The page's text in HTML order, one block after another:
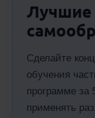
Лучшие
Сделайте
обучения
программе за
применять